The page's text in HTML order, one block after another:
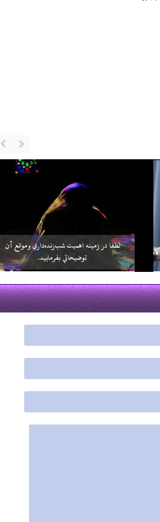
سلامي كه بعد از اتمام نماز به 3 امام داده مي‌شود منشأ
آن چيست؟
2 اسفند 96